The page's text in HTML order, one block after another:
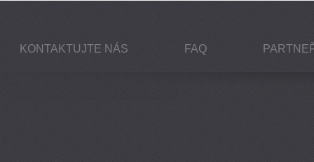
KONTAKTUJTE NÁS FAQ